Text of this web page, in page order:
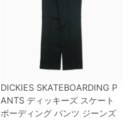
DICKIES SKATEBOARDING P
ANTS ディッキーズ スケート
ボーディング パンツ ジーンズ